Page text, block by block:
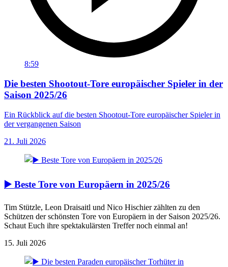
8:59
Die besten Shootout-Tore europäischer Spieler in der
Saison 2025/26
Ein Rückblick auf die besten Shootout-Tore europäischer Spieler in
der vergangenen Saison
21. Juli 2026
▶️ Beste Tore von Europäern in 2025/26
Tim Stützle, Leon Draisaitl und Nico Hischier zählten zu den
Schützen der schönsten Tore von Europäern in der Saison 2025/26.
Schaut Euch ihre spektakulärsten Treffer noch einmal an!
15. Juli 2026